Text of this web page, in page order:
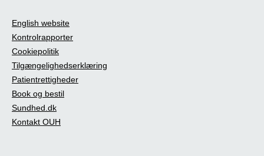
English website
Kontrolrapporter
Cookiepolitik
Tilgængelighedserklæring
Patientrettigheder
Book og bestil
Sundhed.dk
Kontakt OUH